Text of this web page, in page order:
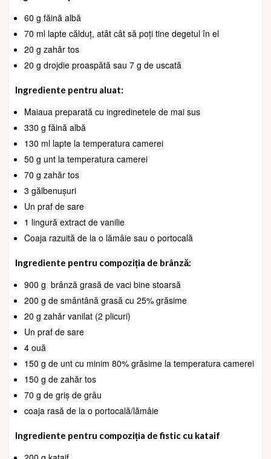
60 g făină albă
70 ml lapte călduț, atât cât să poți tine degetul în el
20 g zahăr tos
20 g drojdie proaspătă sau 7 g de uscată
Ingrediente pentru aluat:
Maiaua preparată cu ingredinetele de mai sus
330 g făină albă
130 ml lapte la temperatura camerei
50 g unt la temperatura camerei
70 g zahăr tos
3 gălbenușuri
Un praf de sare
1 lingură extract de vanilie
Coaja razuită de la o lămâie sau o portocală
Ingrediente pentru compoziția de brânză:
900 g brânză grasă de vaci bine stoarsă
200 g de smântână grasă cu 25% grăsime
20 g zahăr vanilat (2 plicuri)
Un praf de sare
4 ouă
150 g de unt cu minim 80% grăsime la temperatura camerei
150 g de zahăr tos
70 g de griș de grâu
coaja rasă de la o portocală/lămâie
Ingrediente pentru compoziția de fistic cu kataif